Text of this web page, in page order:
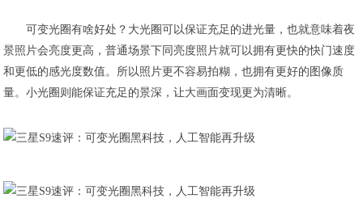
可变光圈有啥好处？大光圈可以保证充足的进光量，也就意味着夜
景照片会亮度更高，普通场景下同亮度照片就可以拥有更快的快门速度
和更低的感光度数值。所以照片更不容易拍糊，也拥有更好的图像质
量。小光圈则能保证充足的景深，让大画面变现更为清晰。